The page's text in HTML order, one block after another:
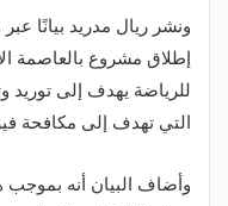
ونشر ريال مدريد بيانًا
إطلاق مشروع بالعاصمة
للرياضة يهدف إلى توريد
التي تهدف إلى مكافحة
وأضاف البيان أنه بموجب